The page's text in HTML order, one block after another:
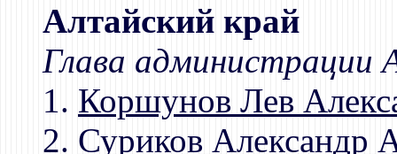
Алтайский край
Глава администрации
1. Коршунов Лев
2. Суриков Александр